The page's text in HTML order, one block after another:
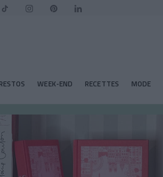
WEEK-END RECETTES MODE